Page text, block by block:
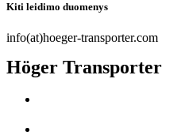
Kiti leidimo duomenys
info(at)hoeger-transporter.com
Höger Transporter